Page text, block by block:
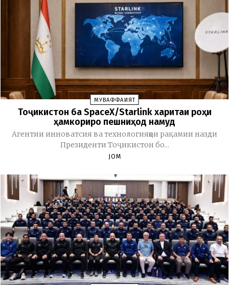
МУВАФФАҚИЯТ
Тоҷикистон ба SpaceX/Starlink харитаи роҳи
ҳамкориро пешниҳод намуд
Агентии инноватсия ва технологияҳои рақамии назди
Президенти Тоҷикистон бо...
JOM